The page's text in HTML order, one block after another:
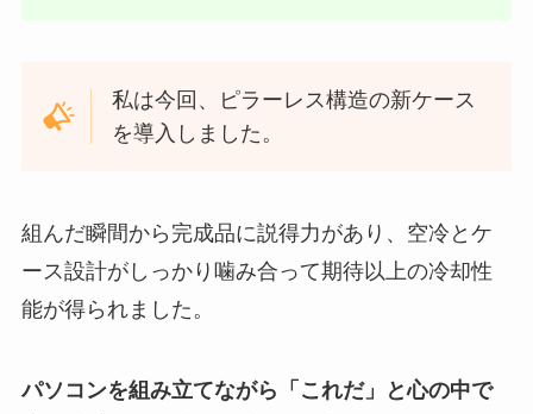
私は今回、ピラーレス構造の新ケース
を導入しました。
組んだ瞬間から完成品に説得力があり、空冷とケ
ース設計がしっかり噛み合って期待以上の冷却性
能が得られました。
パソコンを組み立てながら「これだ」と心の中で